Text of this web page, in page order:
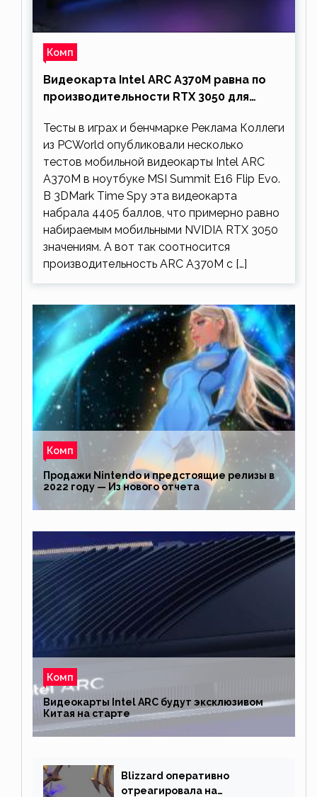
Комп
Видеокарта Intel ARC A370M равна по
производительности RTX 3050 для
Тесты в играх и бенчмарке Реклама Коллеги
из PCWorld опубликовали несколько
тестов мобильной видеокарты Intel ARC
A370M в ноутбуке MSI Summit E16 Flip Evo.
В 3DMark Time Spy эта видеокарта
набрала 4405 баллов, что примерно равно
набираемым мобильными NVIDIA RTX 3050
значениям. А вот так соотносится
производительность ARC A370M с […]
Комп
Продажи Nintendo и предстоящие релизы в
2022 году — Из нового отчета
Комп
Видеокарты Intel ARC будут эксклюзивом
Китая на старте
Blizzard оперативно
отреагировала на